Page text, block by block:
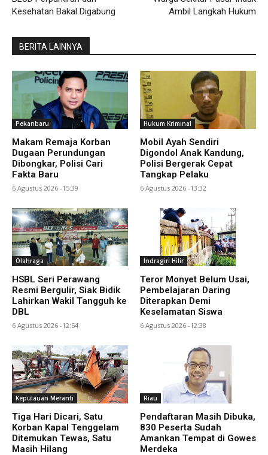
Kesehatan Bakal Digabung
Ambil Langkah Hukum
BERITA LAINNYA
Pekanbaru
Makam Remaja Korban
Dugaan Perundungan
Dibongkar, Polisi Cari
Fakta Baru
6 Agustus 2026 -15:39
Hukum Kriminal
Mobil Ayah Sendiri
Digondol Anak Kandung,
Polisi Bergerak Cepat
Tangkap Pelaku
6 Agustus 2026 -13:32
Olahraga
HSBL Seri Perawang
Resmi Bergulir, Siak Bidik
Lahirkan Wakil Tangguh ke
DBL
6 Agustus 2026 -12:54
Indragiri Hilir
Teror Monyet Belum Usai,
Pembelajaran Daring
Diterapkan Demi
Keselamatan Siswa
6 Agustus 2026 -12:38
Kepulauan Meranti
Tiga Hari Dicari, Satu
Korban Kapal Tenggelam
Ditemukan Tewas, Satu
Masih Hilang
Riau
Pendaftaran Masih Dibuka,
830 Peserta Sudah
Amankan Tempat di Gowes
Merdeka